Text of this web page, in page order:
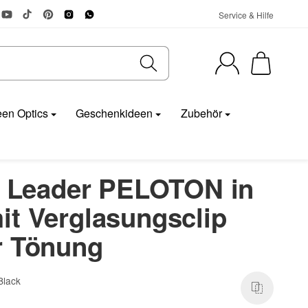
Service & Hilfe
Optics Geschenkideen Zubehör
PELOTON in
Verglasungsclip